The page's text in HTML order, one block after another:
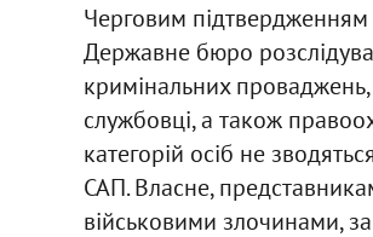
Черговим підтвердженням
Державне бюро
кримінальних
службовці, а також
категорій осіб не
САП. Власне,
військовими злочинами,